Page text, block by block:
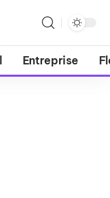
Entreprise